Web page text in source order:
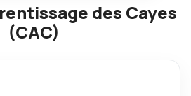
des Cayes
(CAC)